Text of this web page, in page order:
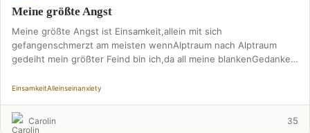
Meine größte Angst
Meine größte Angst ist Einsamkeit,allein mit sich
gefangenschmerzt am meisten wennAlptraum nach Alptraum
gedeiht mein größter Feind bin ich,da all meine blankenGedanken
EinsamkeitAlleinseinanxiety
Carolin 35